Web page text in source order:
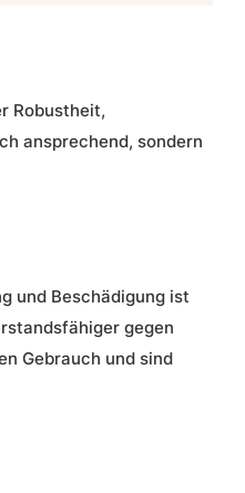
Robustheit,
ansprechend, sondern
und Beschädigung ist
gegen
Gebrauch und sind